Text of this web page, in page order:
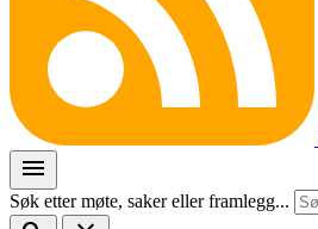
menu
Søk etter møte, saker eller framlegg...